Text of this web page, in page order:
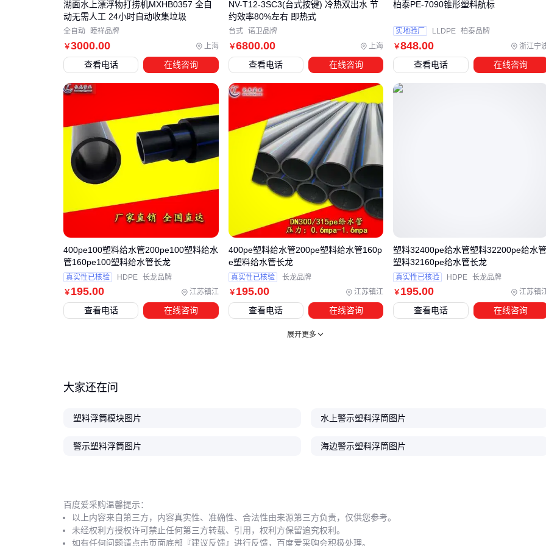
批量试装验证。
￥3000.00 上海
湖面水上漂浮物打捞机MXHB0357 全自
动无需人工 24小时自动收集垃圾
全自动 睦祥品牌
查看电话 在线咨询
￥6800.00 上海
NV-T12-3SC3(台式按键) 冷热双出水 节
约效率80%左右 即热式
台式 诺卫品牌
查看电话 在线咨询
￥848.00 浙江宁
柏泰PE-7090锥形塑料航标
实地验厂 LLDPE 柏泰品牌
查看电话 在线咨询
￥ 195.00 江苏镇江
400pe100塑料给水管200pe100塑料给水
管160pe100塑料给水管长龙
真实性已核验 HDPE 长龙品牌
查看电话 在线咨询
￥ 195.00 江苏镇江
400pe塑料给水管200pe塑料给水管160p
e塑料给水管长龙
真实性已核验 长龙品牌
查看电话 在线咨询
￥ 195.00 江苏镇
塑料32400pe给水管塑料32200pe给水
塑料32160pe给水管长龙
真实性已核验 HDPE 长龙品牌
查看电话 在线咨询
展开更多
大家还在问
塑料浮筒模块图片 水上警示塑料浮筒图片
警示塑料浮筒图片 海边警示塑料浮筒图片
百度爱采购温馨提示：
以上内容来自第三方，内容真实性、准确性、合法性由来源第三方负责，仅供您参考。
未经权利方授权许可禁止任何第三方转载、引用，权利方保留追究权利。
如有任何问题请点击页面底部『建议反馈』进行反馈，百度爱采购会积极处理。